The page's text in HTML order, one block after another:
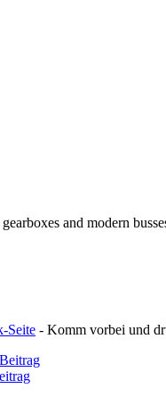
and modern
Seite - Komm vorbei und